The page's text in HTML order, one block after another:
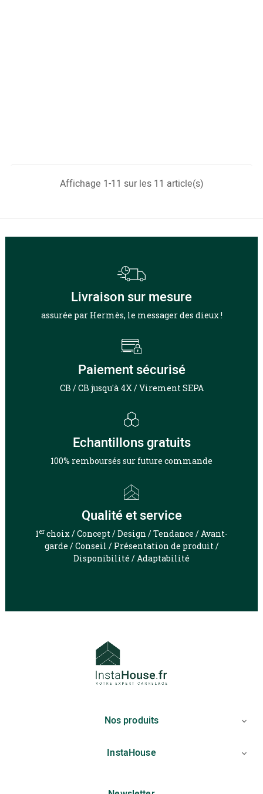
Affichage 1-11 sur les 11 article(s)
Livraison sur mesure
assurée par Hermès, le messager des dieux !
Paiement sécurisé
CB / CB jusqu'à 4X / Virement SEPA
Echantillons gratuits
100% remboursés sur future commande
Qualité et service
1er choix / Concept / Design / Tendance / Avant-
garde / Conseil / Présentation de produit /
Disponibilité / Adaptabilité
Nos produits 
InstaHouse 